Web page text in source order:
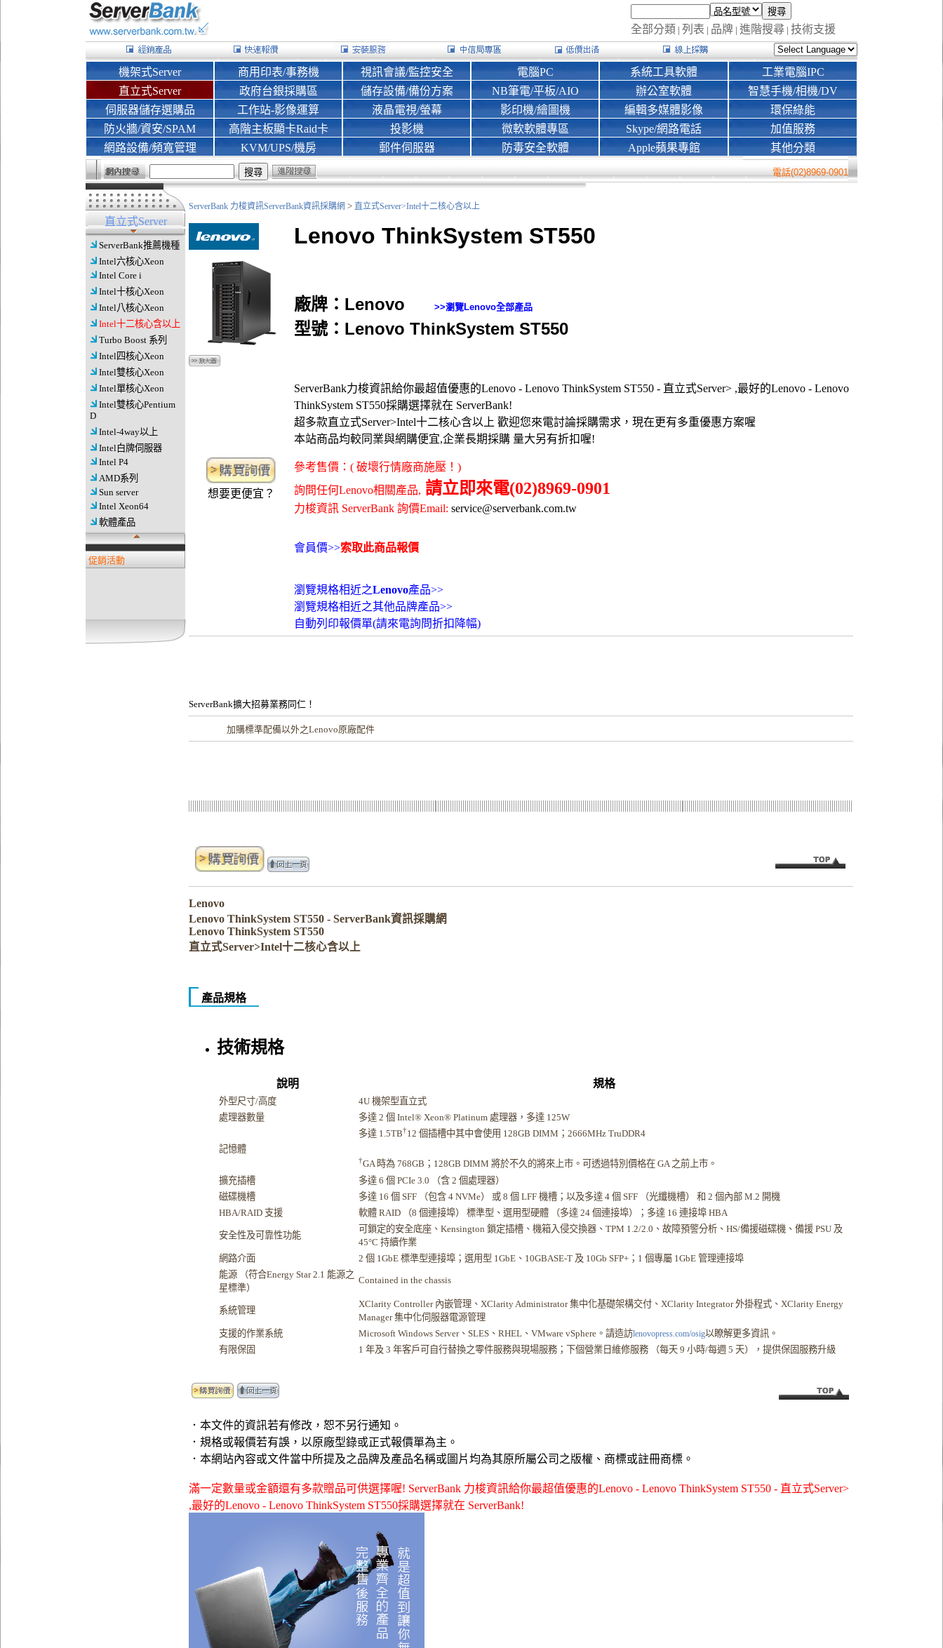
全部分類 | 列表 | 品牌 | 進階搜尋 | 技術支援
機架式Server
直立式Server
伺服器儲存選購品
防火牆/資安/SPAM
網路設備/頻寬管理
商用印表/事務機
政府台銀採購區
工作站-影像運算
高階主板顯卡Raid卡
KVM/UPS/機房
視訊會議/監控安全
儲存設備/備份方案
液晶電視/螢幕
投影機
郵件伺服器
電腦PC
NB筆電/平板/AIO
影印機/繪圖機
微軟軟體專區
防毒安全軟體
系統工具軟體
辦公室軟體
編輯多媒體影像
Skype/網路電話
Apple蘋果專館
工業電腦IPC
智慧手機/相機/DV
環保綠能
加值服務
其他分類
電話(02)8969-0901
直立式Server
ServerBank推薦機種
Intel六核心Xeon
Intel Core i
Intel十核心Xeon
Intel八核心Xeon
Intel十二核心含以上
Turbo Boost 系列
Intel四核心Xeon
Intel雙核心Xeon
Intel單核心Xeon
Intel雙核心Pentium
D
Intel-4way以上
Intel白牌伺服器
Intel P4
AMD系列
Sun server
Intel Xeon64
軟體產品
促銷活動
ServerBank 力梭資訊ServerBank資訊採購網 > 直立式Server>Intel十二核心含以上
Lenovo ThinkSystem ST550
廠牌：Lenovo >>瀏覽Lenovo全部產品
型號：Lenovo ThinkSystem ST550
ServerBank力梭資訊給你最超值優惠的Lenovo - Lenovo ThinkSystem ST550 - 直立式Server> ,最好的Lenovo - Lenovo
ThinkSystem ST550採購選擇就在 ServerBank!
超多款直立式Server>Intel十二核心含以上 歡迎您來電討論採購需求，現在更有多重優惠方案喔
本站商品均較同業與網購便宜,企業長期採購 量大另有折扣喔!
想要更便宜？
參考售價：( 破壞行情廠商施壓！)
詢問任何Lenovo相關產品, 請立即來電(02)8969-0901
力梭資訊 ServerBank 詢價Email: service@serverbank.com.tw
會員價>>索取此商品報價
瀏覽規格相近之Lenovo產品>>
瀏覽規格相近之其他品牌產品>>
自動列印報價單(請來電詢問折扣降幅)
ServerBank擴大招募業務同仁！
加購標準配備以外之Lenovo原廠配件
Lenovo
Lenovo ThinkSystem ST550 - ServerBank資訊採購網
Lenovo ThinkSystem ST550
直立式Server>Intel十二核心含以上
產品規格
技術規格
說明 規格
外型尺寸/高度
4U 機架型直立式
處理器數量
多達 2 個 Intel® Xeon® Platinum 處理器，多達 125W
記憶體
多達 1.5TB†12 個插槽中其中會使用 128GB DIMM；2666MHz TruDDR4
†GA 時為 768GB；128GB DIMM 將於不久的將來上市。可透過特別價格在 GA 之前上市。
擴充插槽
多達 6 個 PCIe 3.0 （含 2 個處理器）
磁碟機槽
多達 16 個 SFF （包含 4 NVMe） 或 8 個 LFF 機槽；以及多達 4 個 SFF （光纖機槽） 和 2 個內部 M.2 開機
HBA/RAID 支援
軟體 RAID （8 個連接埠） 標準型、選用型硬體 （多達 24 個連接埠）；多達 16 連接埠 HBA
安全性及可靠性功能
可鎖定的安全底座、Kensington 鎖定插槽、機箱入侵交換器、TPM 1.2/2.0、故障預警分析、HS/備援磁碟機、備援 PSU 及
45°C 持續作業
網路介面
2 個 1GbE 標準型連接埠；選用型 1GbE、10GBASE-T 及 10Gb SFP+；1 個專屬 1GbE 管理連接埠
能源 （符合Energy Star 2.1 能源之
星標準）
Contained in the chassis
系統管理
XClarity Controller 內嵌管理、XClarity Administrator 集中化基礎架構交付、XClarity Integrator 外掛程式、XClarity Energy
Manager 集中化伺服器電源管理
支援的作業系統
Microsoft Windows Server、SLES、RHEL、VMware vSphere。請造訪lenovopress.com/osig以瞭解更多資訊。
有限保固
1 年及 3 年客戶可自行替換之零件服務與現場服務；下個營業日維修服務 （每天 9 小時/每週 5 天），提供保固服務升級
．本文件的資訊若有修改，恕不另行通知。
．規格或報價若有誤，以原廠型錄或正式報價單為主。
．本網站內容或文件當中所提及之品牌及產品名稱或圖片均為其原所屬公司之版權、商標或註冊商標。
滿一定數量或金額還有多款贈品可供選擇喔! ServerBank 力梭資訊給你最超值優惠的Lenovo - Lenovo ThinkSystem ST550 - 直立式Server>
,最好的Lenovo - Lenovo ThinkSystem ST550採購選擇就在 ServerBank!